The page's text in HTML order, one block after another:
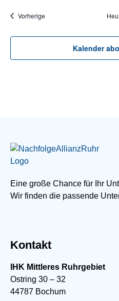
VorherigeVeranstaltungen
Kalender
Eine große Chance für Ihr
Wir finden die passende
Kontakt
IHK Mittleres Ruhrgebiet
Ostring 30 – 32
44787 Bochum